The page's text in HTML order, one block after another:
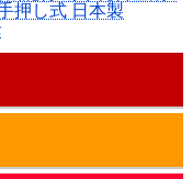
押し式 日本製